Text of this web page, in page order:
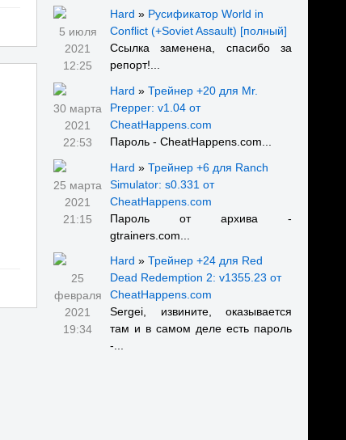
5 июля
2021
12:25
Hard » Русификатор World in
Conflict (+Soviet Assault) [полный]
Ссылка заменена, спасибо за
репорт!...
30 марта
2021
22:53
Hard » Трейнер +20 для Mr.
Prepper: v1.04 от
CheatHappens.com
Пароль - CheatHappens.com...
25 марта
2021
21:15
Hard » Трейнер +6 для Ranch
Simulator: s0.331 от
CheatHappens.com
Пароль от архива -
gtrainers.com...
25
февраля
2021
19:34
Hard » Трейнер +24 для Red
Dead Redemption 2: v1355.23 от
CheatHappens.com
Sergei, извините, оказывается
там и в самом деле есть пароль
-...